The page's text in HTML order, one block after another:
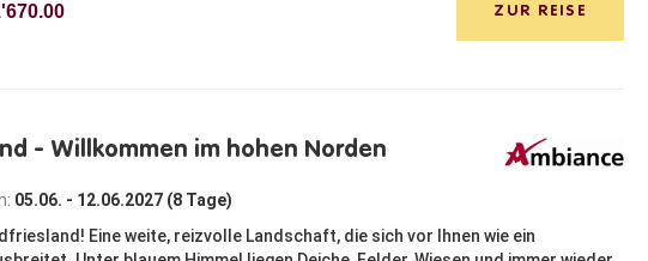
ZUR REISE
- Willkommen im hohen Norden
05.06. - 12.06.2027 (8 Tage)
Eine weite, reizvolle Landschaft, die sich vor Ihnen wie ein